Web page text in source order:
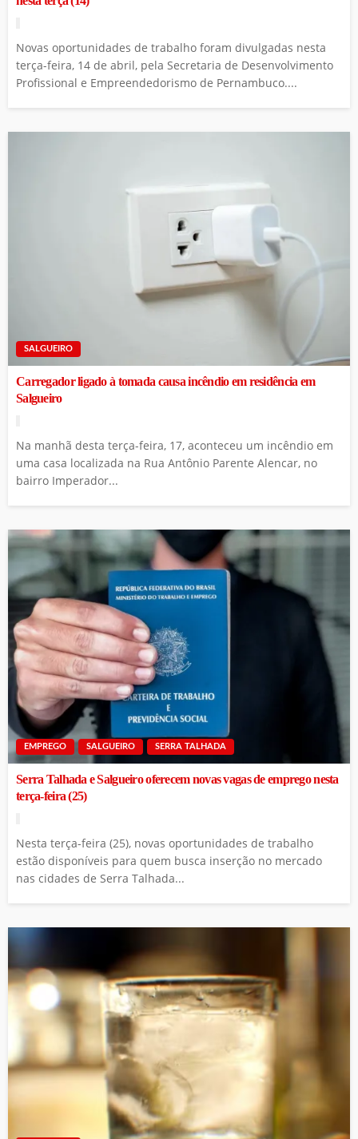
Novas oportunidades de trabalho foram divulgadas nesta
terça-feira, 14 de abril, pela Secretaria de Desenvolvimento
Profissional e Empreendedorismo de Pernambuco....
SALGUEIRO
Carregador ligado à tomada causa incêndio em residência em
Salgueiro
Na manhã desta terça-feira, 17, aconteceu um incêndio em
uma casa localizada na Rua Antônio Parente Alencar, no
bairro Imperador...
EMPREGO SALGUEIRO SERRA TALHADA
Serra Talhada e Salgueiro oferecem novas vagas de emprego nesta
terça-feira (25)
Nesta terça-feira (25), novas oportunidades de trabalho
estão disponíveis para quem busca inserção no mercado
nas cidades de Serra Talhada...